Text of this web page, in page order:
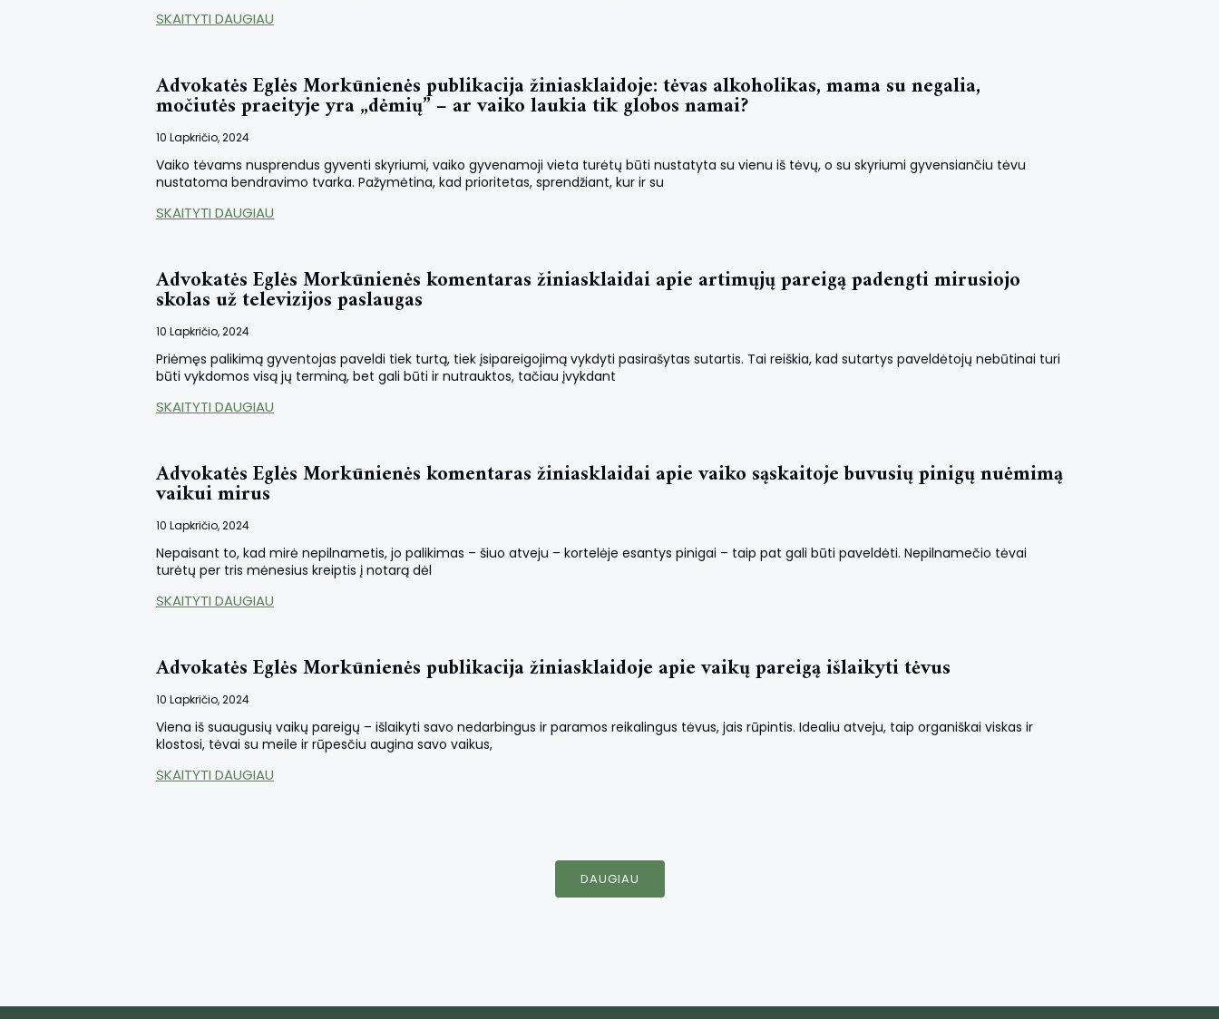
SKAITYTI DAUGIAU
Advokatės Eglės Morkūnienės publikacija žiniasklaidoje: tėvas alkoholikas, mama su negalia,
močiutės praeityje yra „dėmių” – ar vaiko laukia tik globos namai?
10 Lapkričio, 2024
Vaiko tėvams nusprendus gyventi skyriumi, vaiko gyvenamoji vieta turėtų būti nustatyta su vienu iš tėvų, o su skyriumi gyvensiančiu tėvu
nustatoma bendravimo tvarka. Pažymėtina, kad prioritetas, sprendžiant, kur ir su
SKAITYTI DAUGIAU
Advokatės Eglės Morkūnienės komentaras žiniasklaidai apie artimųjų pareigą padengti mirusiojo
skolas už televizijos paslaugas
10 Lapkričio, 2024
Priėmęs palikimą gyventojas paveldi tiek turtą, tiek įsipareigojimą vykdyti pasirašytas sutartis. Tai reiškia, kad sutartys paveldėtojų nebūtinai turi
būti vykdomos visą jų terminą, bet gali būti ir nutrauktos, tačiau įvykdant
SKAITYTI DAUGIAU
Advokatės Eglės Morkūnienės komentaras žiniasklaidai apie vaiko sąskaitoje buvusių pinigų nuėmimą
vaikui mirus
10 Lapkričio, 2024
Nepaisant to, kad mirė nepilnametis, jo palikimas – šiuo atveju – kortelėje esantys pinigai – taip pat gali būti paveldėti. Nepilnamečio tėvai
turėtų per tris mėnesius kreiptis į notarą dėl
SKAITYTI DAUGIAU
Advokatės Eglės Morkūnienės publikacija žiniasklaidoje apie vaikų pareigą išlaikyti tėvus
10 Lapkričio, 2024
Viena iš suaugusių vaikų pareigų – išlaikyti savo nedarbingus ir paramos reikalingus tėvus, jais rūpintis. Idealiu atveju, taip organiškai viskas ir
klostosi, tėvai su meile ir rūpesčiu augina savo vaikus,
SKAITYTI DAUGIAU
DAUGIAU